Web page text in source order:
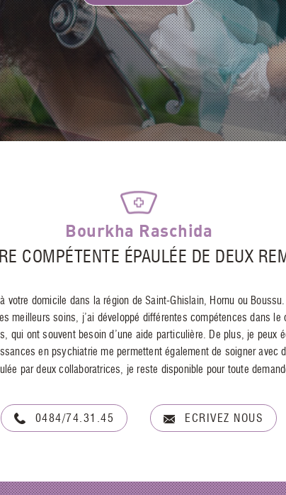
Bourkha Raschida
COMPÉTENTE ÉPAULÉE DE DEUX
votre domicile dans la région de Saint-Ghislain, Hornu ou
meilleurs soins, j’ai développé différentes compétences dans
qui ont souvent besoin d’une aide particulière. De plus, je peux
en psychiatrie me permettent également de soigner avec
par deux collaboratrices, je reste disponible pour toute
0484/74.31.45 ECRIVEZ NOUS